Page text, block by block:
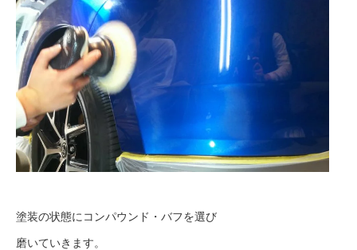
塗装の状態にコンパウンド・バフを選び
磨いていきます。